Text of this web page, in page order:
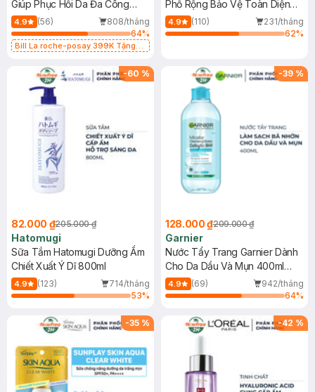
Giúp Phục Hồi Da Đa Công
Dụng 40ml
4.9 (56)
808/tháng
64%
Bill La roche-posay 399K Tặng
(SL có hạn)
Phổ Rộng Bảo Vệ Toàn Diện
40ml
4.9 (110)
231/tháng
62%
-60 %
82.000 ₫205.000 ₫
Hatomugi
Sữa Tắm Hatomugi Dưỡng Ẩm
Chiết Xuất Ý Dĩ 800ml
4.9 (123)
714/tháng
53%
-39 %
128.000 ₫209.000 ₫
Garnier
Nước Tẩy Trang Garnier Dành
Cho Da Dầu Và Mụn 400ml
(Mới)
4.9 (69)
942/tháng
64%
-35 % -42 %